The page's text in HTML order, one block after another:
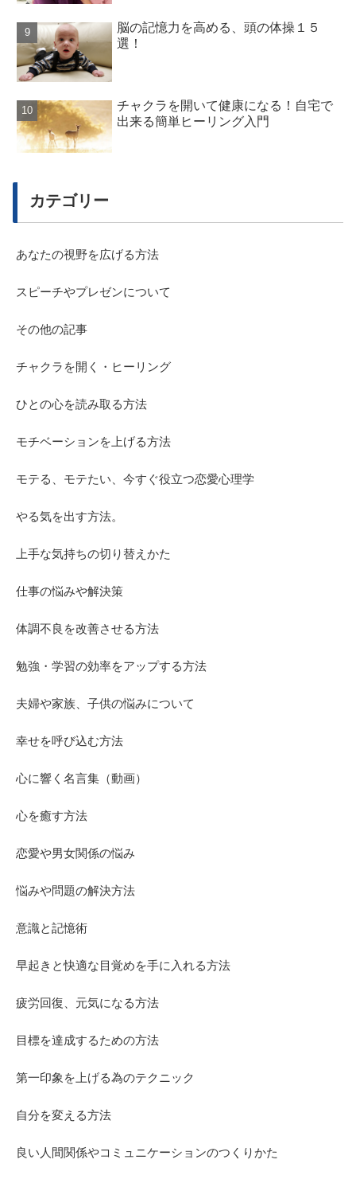
脳の記憶力を高める、頭の体操１５
選！
チャクラを開いて健康になる！自宅で
出来る簡単ヒーリング入門
カテゴリー
あなたの視野を広げる方法
スピーチやプレゼンについて
その他の記事
チャクラを開く・ヒーリング
ひとの心を読み取る方法
モチベーションを上げる方法
モテる、モテたい、今すぐ役立つ恋愛心理学
やる気を出す方法。
上手な気持ちの切り替えかた
仕事の悩みや解決策
体調不良を改善させる方法
勉強・学習の効率をアップする方法
夫婦や家族、子供の悩みについて
幸せを呼び込む方法
心に響く名言集（動画）
心を癒す方法
恋愛や男女関係の悩み
悩みや問題の解決方法
意識と記憶術
早起きと快適な目覚めを手に入れる方法
疲労回復、元気になる方法
目標を達成するための方法
第一印象を上げる為のテクニック
自分を変える方法
良い人間関係やコミュニケーションのつくりかた